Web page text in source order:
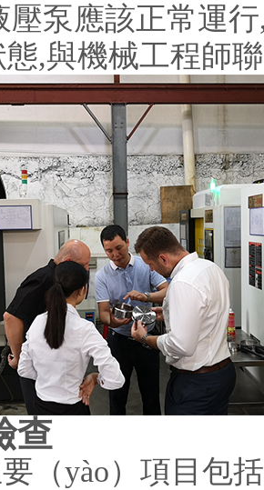
壓泵應該正常運
,與機械工程師
查
yào）項目包括